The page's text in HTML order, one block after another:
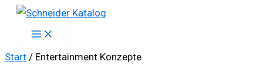
Zum
Start / Entertainment Konzepte